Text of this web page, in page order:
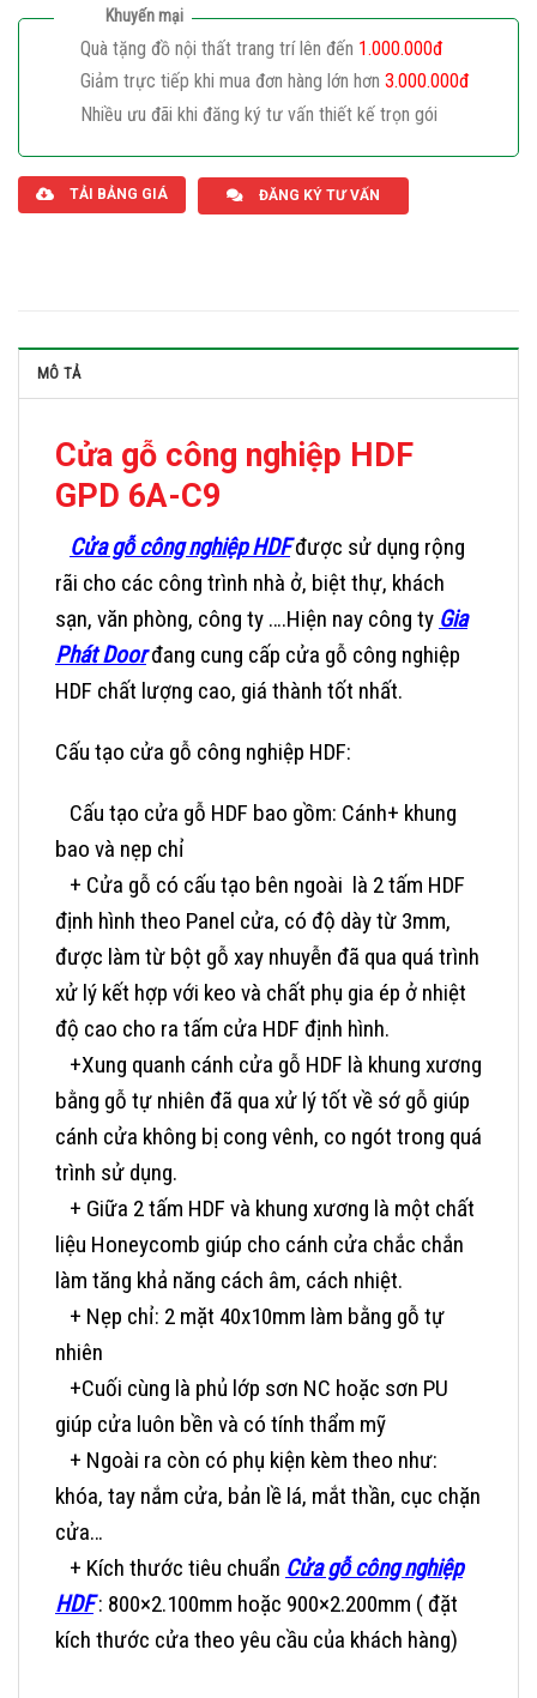
Khuyến mại
Quà tặng đồ nội thất trang trí lên đến 1.000.000đ
Giảm trực tiếp khi mua đơn hàng lớn hơn 3.000.000đ
Nhiều ưu đãi khi đăng ký tư vấn thiết kế trọn gói
TẢI BẢNG GIÁ ĐĂNG KÝ TƯ VẤN
MÔ TẢ
Cửa gỗ công nghiệp HDF
GPD 6A-C9
Cửa gỗ công nghiệp HDFđược sử dụng rộng
rãi cho các công trình nhà ở, biệt thự, khách
sạn, văn phòng, công ty ….Hiện nay công ty Gia
Phát Doorđang cung cấp cửa gỗ công nghiệp
HDF chất lượng cao, giá thành tốt nhất.
Cấu tạo cửa gỗ công nghiệp HDF:
Cấu tạo cửa gỗ HDF bao gồm: Cánh+ khung
bao và nẹp chỉ
+ Cửa gỗ có cấu tạo bên ngoài là 2 tấm HDF
định hình theo Panel cửa, có độ dày từ 3mm,
được làm từ bột gỗ xay nhuyễn đã qua quá trình
xử lý kết hợp với keo và chất phụ gia ép ở nhiệt
độ cao cho ra tấm cửa HDF định hình.
+Xung quanh cánh cửa gỗ HDF là khung xương
bằng gỗ tự nhiên đã qua xử lý tốt về sớ gỗ giúp
cánh cửa không bị cong vênh, co ngót trong quá
trình sử dụng.
+ Giữa 2 tấm HDF và khung xương là một chất
liệu Honeycomb giúp cho cánh cửa chắc chắn
làm tăng khả năng cách âm, cách nhiệt.
+ Nẹp chỉ: 2 mặt 40x10mm làm bằng gỗ tự
nhiên
+Cuối cùng là phủ lớp sơn NC hoặc sơn PU
giúp cửa luôn bền và có tính thẩm mỹ
+ Ngoài ra còn có phụ kiện kèm theo như:
khóa, tay nắm cửa, bản lề lá, mắt thần, cục chặn
cửa…
+ Kích thước tiêu chuẩn Cửa gỗ công nghiệp
HDF: 800×2.100mm hoặc 900×2.200mm ( đặt
kích thước cửa theo yêu cầu của khách hàng)